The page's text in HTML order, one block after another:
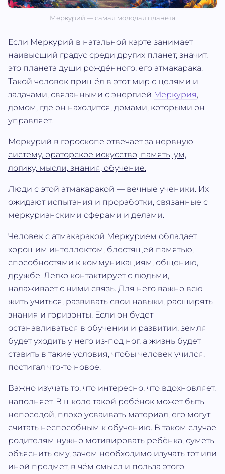
Меркурий — самая молодая планета
Если Меркурий в натальной карте занимает
наивысший градус среди других планет, значит,
это планета души рождённого, его атмакарака.
Такой человек пришёл в этот мир с целями и
задачами, связанными с энергией Меркурия,
домом, где он находится, домами, которыми он
управляет.
Меркурий в гороскопе отвечает за нервную
систему, ораторское искусство, память, ум,
логику, мысли, знания, обучение.
Люди с этой атмакаракой — вечные ученики. Их
ожидают испытания и проработки, связанные с
меркурианскими сферами и делами.
Человек с атмакаракой Меркурием обладает
хорошим интеллектом, блестящей памятью,
способностями к коммуникациям, общению,
дружбе. Легко контактирует с людьми,
налаживает с ними связь. Для него важно всю
жить учиться, развивать свои навыки, расширять
знания и горизонты. Если он будет
останавливаться в обучении и развитии, земля
будет уходить у него из-под ног, а жизнь будет
ставить в такие условия, чтобы человек учился,
постигал что-то новое.
Важно изучать то, что интересно, что вдохновляет,
наполняет. В школе такой ребёнок может быть
непоседой, плохо усваивать материал, его могут
считать неспособным к обучению. В таком случае
родителям нужно мотивировать ребёнка, суметь
объяснить ему, зачем необходимо изучать тот или
иной предмет, в чём смысл и польза этого